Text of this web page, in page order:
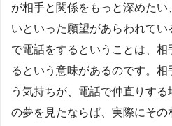
が相手と関係をもっと深めた
いといった願望があらわれて
で電話をするということは、
るという意味があるのです。
う気持ちが、電話で仲直りす
の夢を見たならば、実際にそ